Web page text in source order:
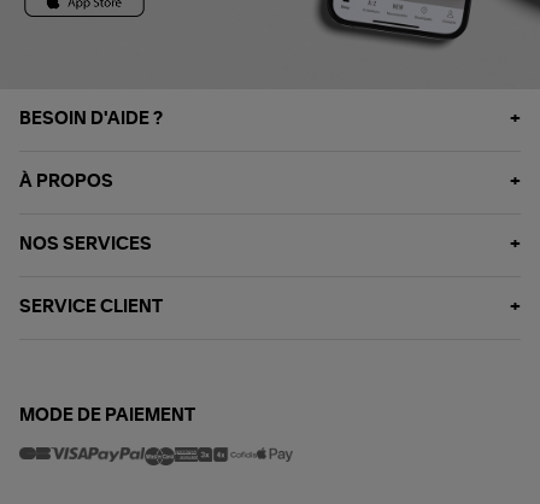
BESOIN D'AIDE ?
À PROPOS
NOS SERVICES
SERVICE CLIENT
MODE DE PAIEMENT